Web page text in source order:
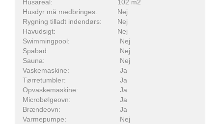
Husareal:
102 m2
Husdyr må medbringes:
Nej
Rygning tilladt indendørs:
Nej
Havudsigt:
Nej
Swimmingpool:
Nej
Spabad:
Nej
Sauna:
Nej
Vaskemaskine:
Ja
Tørretumbler:
Ja
Opvaskemaskine:
Ja
Microbølgeovn:
Ja
Brændeovn:
Ja
Varmepumpe:
Nej